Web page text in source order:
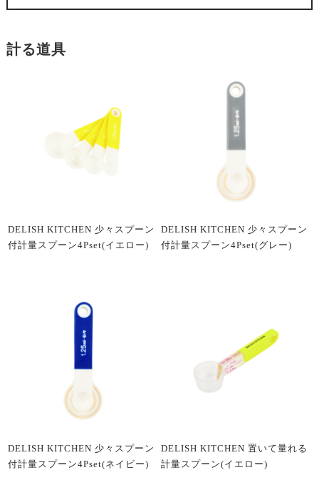
計る道具
DELISH KITCHEN 少々スプーン
付計量スプーン4Pset(イエロー)
DELISH KITCHEN 少々スプーン
付計量スプーン4Pset(グレー)
DELISH KITCHEN 少々スプーン
付計量スプーン4Pset(ネイビー)
DELISH KITCHEN 置いて量れる
計量スプーン(イエロー)